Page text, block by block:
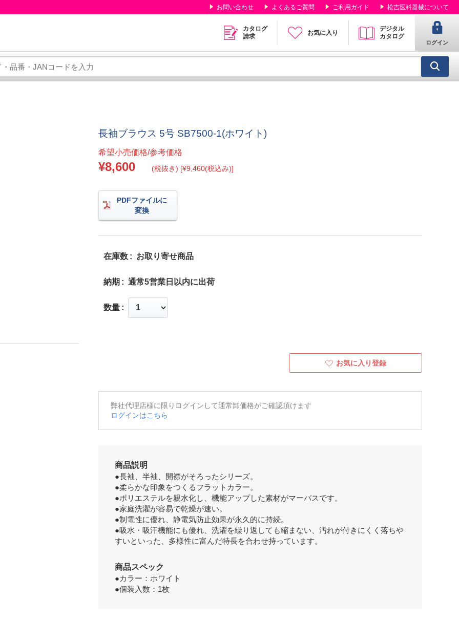
お問い合わせ よくあるご質問 ご利用ガイド 松吉医科器械について
カタログ
請求
お気に入り
デジタル
カタログ
ログイン
長袖ブラウス 5号 SB7500-1(ホワイト)
希望小売価格/参考価格
¥8,600 (税抜き) [¥9,460(税込み)]
PDFファイルに
変換
在庫数 お取り寄せ商品
納期 通常5営業日以内に出荷
数量
お気に入り登録
弊社代理店様に限りログインして通常卸価格がご確認頂けます
ログインはこちら
商品説明
●長袖、半袖、開襟がそろったシリーズ。
●柔らかな印象をつくるフラットカラー。
●ポリエステルを親水化し、機能アップした素材がマーバスです。
●家庭洗濯が容易で乾燥が速い。
●制電性に優れ、静電気防止効果が永久的に持続。
●吸水・吸汗機能にも優れ、洗濯を繰り返しても縮まない、汚れが付きにくく落ちや
すいといった、多様性に富んだ特長を合わせ持っています。
商品スペック
●カラー：ホワイト
●個装入数：1枚